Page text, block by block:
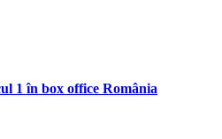
1 în box office România